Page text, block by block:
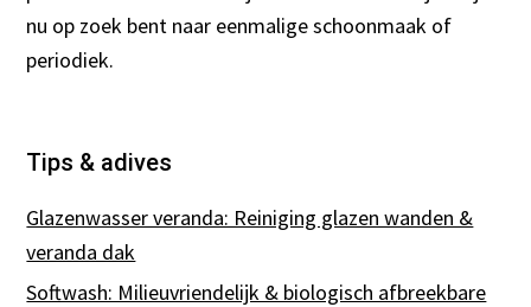
nu op zoek bent naar eenmalige schoonmaak of
periodiek.
Tips & adives
Glazenwasser veranda: Reiniging glazen wanden &
veranda dak
Softwash: Milieuvriendelijk & biologisch afbreekbare